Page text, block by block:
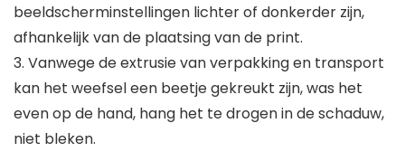
beeldscherminstellingen lichter of donkerder zijn,
afhankelijk van de plaatsing van de print.
3. Vanwege de extrusie van verpakking en transport
kan het weefsel een beetje gekreukt zijn, was het
even op de hand, hang het te drogen in de schaduw,
niet bleken.